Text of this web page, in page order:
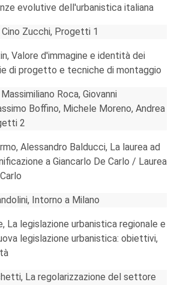
evolutive dell'urbanistica italiana
Zucchi, Progetti 1
Valore d'immagine e identità dei
di progetto e tecniche di montaggio
Roca, Giovanni
Boffino, Michele Moreno, Andrea
2
Alessandro Balducci, La laurea ad
a Giancarlo De Carlo / Laurea
Intorno a Milano
La legislazione urbanistica regionale e
legislazione urbanistica: obiettivi,
La regolarizzazione del settore